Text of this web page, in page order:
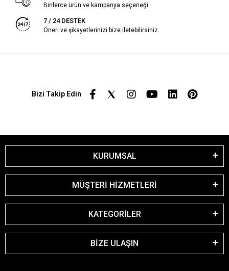
Binlerce ürün ve kampanya seçeneği
7 / 24 DESTEK
Öneri ve şikayetlerinizi bize iletebilirsiniz.
Bizi Takip Edin
KURUMSAL
MÜŞTERİ HİZMETLERİ
KATEGORİLER
BİZE ULAŞIN